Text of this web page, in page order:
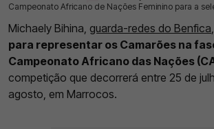
Campeonato Africano de Nações Feminino para a
Michaely Bihina, guarda-redes do Benfica
para representar os Camarões na
Campeonato Africano das Nações
competição que decorrerá entre 25 de
agosto, em Marrocos.